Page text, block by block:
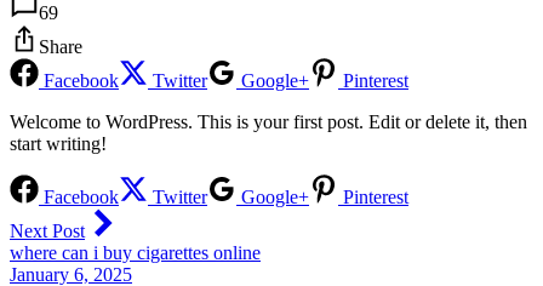
69
Share
Facebook
Twitter Google+
Pinterest
Welcome to WordPress. This is your first post. Edit or delete it, then
start writing!
Facebook Twitter Google+
Pinterest
Next Post
where can i buy cigarettes online​
January 6, 2025